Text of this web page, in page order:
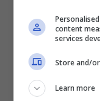
accascia
e muore:
content
services
Store and/
Learn more